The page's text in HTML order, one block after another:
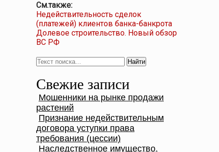
См.также:
Недействительность сделок
(платежей) клиентов банка-банкрота
Долевое строительство. Новый обзор
ВС РФ
Свежие записи
Мошенники на рынке продажи
растений
Признание недействительным
договора уступки права
требования (цессии)
Наследственное имущество.